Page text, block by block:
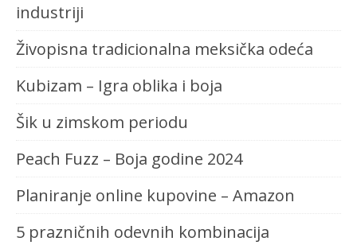
industriji
Živopisna tradicionalna meksička odeća
Kubizam – Igra oblika i boja
Šik u zimskom periodu
Peach Fuzz – Boja godine 2024
Planiranje online kupovine – Amazon
5 prazničnih odevnih kombinacija